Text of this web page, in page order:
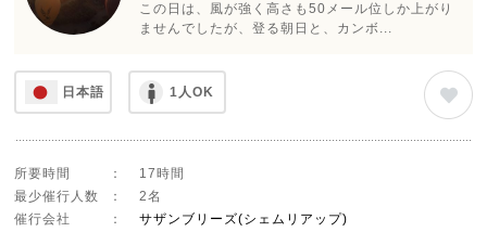
この日は、風が強く高さも50メール位しか上がり
ませんでしたが、登る朝日と、カンボ...
日本語 1人OK
所要時間 ：
17時間
最少催行人数
：
2名
催行会社
： サザンブリーズ(シェムリアップ)